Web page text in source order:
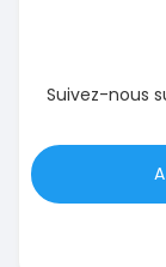
Suivez-nous